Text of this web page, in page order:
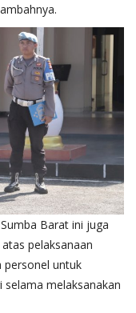
Barat ini juga
pelaksanaan
personel untuk
melaksanakan